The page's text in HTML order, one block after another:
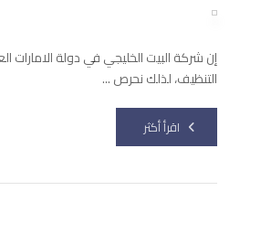
إن شركة البيت الخليجي في دولة
التنظيف، لذلك نحرص ...
اقرأ أكثر